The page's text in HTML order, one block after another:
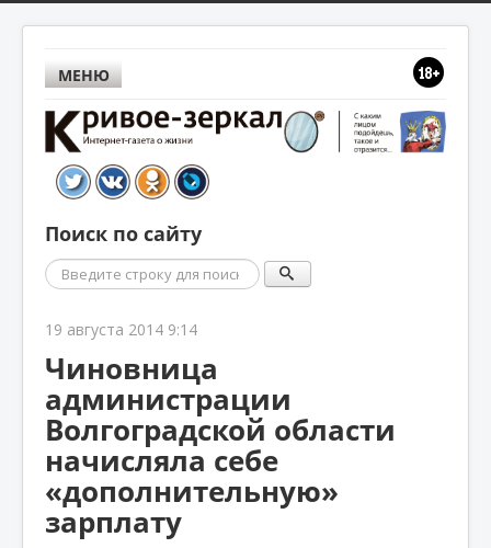
МЕНЮ
Поиск по сайту
Поиск
19 августа 2014 9:14
Чиновница
администрации
Волгоградской области
начисляла себе
«дополнительную»
зарплату